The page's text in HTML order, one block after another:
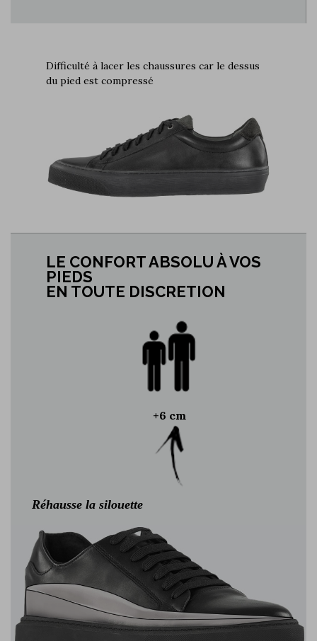
Difficulté à lacer les chaussures car le dessus
du pied est compressé
LE CONFORT ABSOLU À VOS
PIEDS
EN TOUTE DISCRETION
+6 cm
Réhausse la silouette